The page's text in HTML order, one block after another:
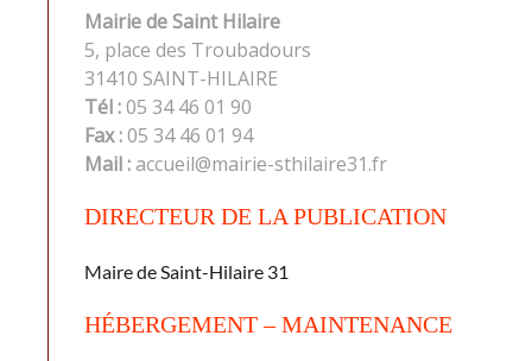
Mairie de Saint Hilaire
5, place des Troubadours
31410 SAINT-HILAIRE
Tél :05 34 46 01 90
Fax :05 34 46 01 94
Mail :accueil@mairie-sthilaire31.fr
DIRECTEUR DE LA PUBLICATION
Maire de Saint-Hilaire 31
HÉBERGEMENT – MAINTENANCE